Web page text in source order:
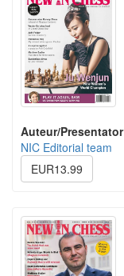
Auteur/Presentator
NIC Editorial team
EUR13.99